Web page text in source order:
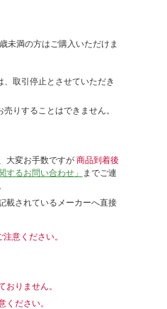
未満の方はご購入いただけま
取引停止とさせていただき
りすることはできません。
大変お手数ですが 商品到着後
するお問い合わせ」 までご連
載されているメーカーへ直接
意ください。
りません。
ださい。